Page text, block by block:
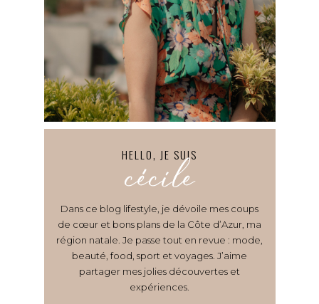
HELLO, JE SUIS
cécile
Dans ce blog lifestyle, je dévoile mes coups
de cœur et bons plans de la Côte d’Azur, ma
région natale. Je passe tout en revue : mode,
beauté, food, sport et voyages. J’aime
partager mes jolies découvertes et
expériences.